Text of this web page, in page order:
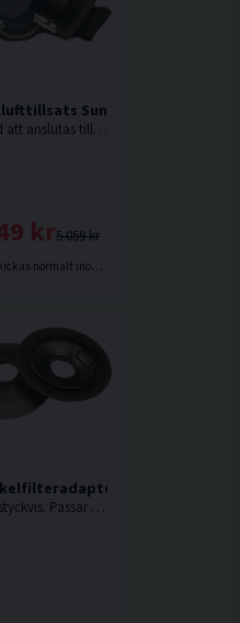
till SR 570
Sundström SR 507
Avsedd att anslutas till Sundström SR 540.
5 059 kr
kr
normalt inom 2-5 dagar
PC
SR 500
Säljes styckvis. Passar Sundström SR 500